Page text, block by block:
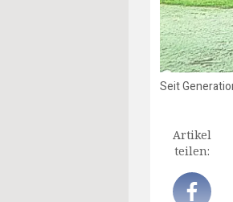
Seit
Artikel
teilen: